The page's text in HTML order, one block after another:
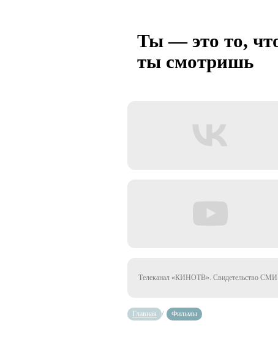
Ты — это то,
ты смотришь
Телеканал «КИНОТВ». Свидетельство СМИ
Главная / Фильмы